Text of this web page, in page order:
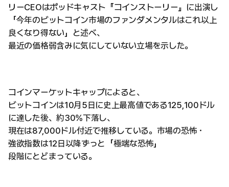
リーCEOはポッドキャスト『コインストーリー』に出演し
「今年のビットコイン市場のファンダメンタルはこれ以上
良くなり得ない」と述べ、
最近の価格弱含みに気にしていない立場を示した。
コインマーケットキャップによると、
ビットコインは10月5日に史上最高値である125,100ドル
に達した後、約30%下落し、
現在は87,000ドル付近で推移している。市場の恐怖・
強欲指数は12日以降ずっと「極端な恐怖」
段階にとどまっている。